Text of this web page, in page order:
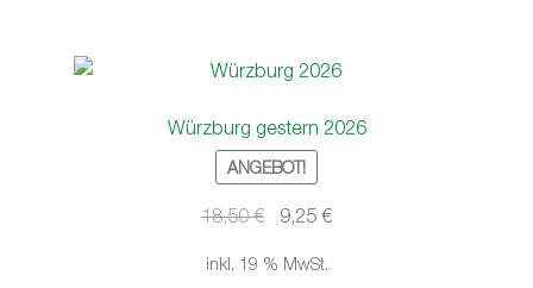
Würzburg gestern 2026
ANGEBOT!
18,50€
Ursprünglicher
war:
9,25€Aktueller
inkl. 19 % MwSt.